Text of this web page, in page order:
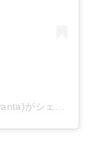
コンビニ スイーツ ♡ sweets(@sweets.wanta)がシェアした投稿